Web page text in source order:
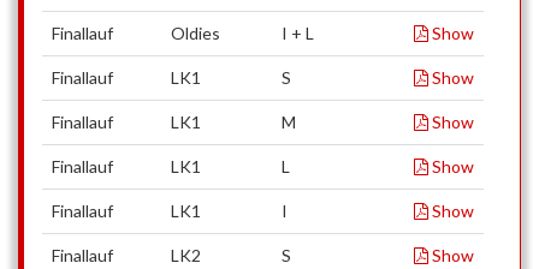
Finallauf Oldies I + L Show
Finallauf LK1 S Show
Finallauf LK1 M Show
Finallauf LK1 L Show
Finallauf LK1 I Show
Finallauf LK2 S Show